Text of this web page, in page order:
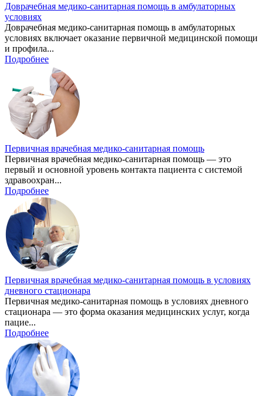
Доврачебная медико-санитарная помощь в амбулаторных
условиях
Доврачебная медико-санитарная помощь в амбулаторных
условиях включает оказание первичной медицинской помощи
и профила...
Подробнее
Первичная врачебная медико-санитарная помощь
Первичная врачебная медико-санитарная помощь — это
первый и основной уровень контакта пациента с системой
здравоохран...
Подробнее
Первичная врачебная медико-санитарная помощь в условиях
дневного стационара
Первичная медико-санитарная помощь в условиях дневного
стационара — это форма оказания медицинских услуг, когда
пацие...
Подробнее